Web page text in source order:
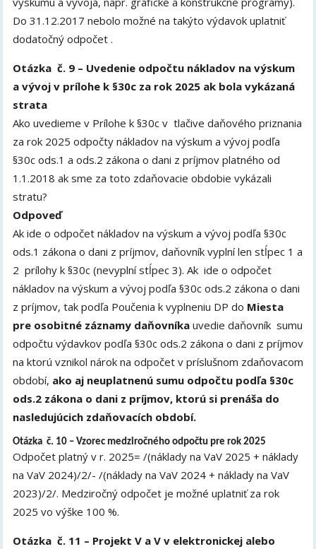
Do 31.12.2017 nebolo možné na takýto výdavok uplatniť
dodatočný odpočet .
Otázka č. 9 – Uvedenie odpočtu nákladov na výskum
a vývoj v prílohe k §30c za rok 2025 ak bola vykázaná
strata
Ako uvedieme v Prílohe k §30c v tlačive daňového priznania
za rok 2025 odpočty nákladov na výskum a vývoj podľa
§30c ods.1 a ods.2 zákona o dani z príjmov platného od
1.1.2018 ak sme za toto zdaňovacie obdobie vykázali
stratu?
Odpoveď
Ak ide o odpočet nákladov na výskum a vývoj podľa §30c
ods.1 zákona o dani z príjmov, daňovník vyplní len stĺpec 1 a
2 prílohy k §30c (nevyplní stĺpec 3). Ak ide o odpočet
nákladov na výskum a vývoj podľa §30c ods.2 zákona o dani
z príjmov, tak podľa Poučenia k vyplneniu DP do Miesta
pre osobitné záznamy daňovníka uvedie daňovník sumu
odpočtu výdavkov podľa §30c ods.2 zákona o dani z príjmov
na ktorú vznikol nárok na odpočet v príslušnom zdaňovacom
období, ako aj neuplatnenú sumu odpočtu podľa §30c
ods.2 zákona o dani z príjmov, ktorú si prenáša do
nasledujúcich zdaňovacích období.
Otázka č. 10 – Vzorec medziročného odpočtu pre rok 2025
Odpočet platný v r. 2025= /(náklady na VaV 2025 + náklady
na VaV 2024)/2/- /(náklady na VaV 2024 + náklady na VaV
2023)/2/. Medziročný odpočet je možné uplatniť za rok
2025 vo výške 100 %.
Otázka č. 11 – Projekt V a V v elektronickej alebo